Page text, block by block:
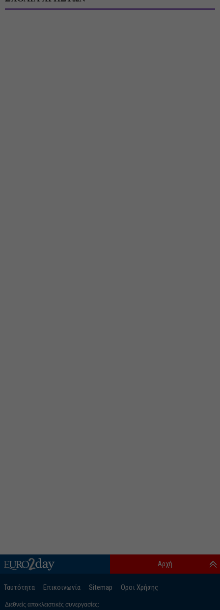
Ταυτότητα Επικοινωνία Sitemap Οροι Χρήσης
Αρχή
Διεθνείς αποκλειστικές συνεργασίες: